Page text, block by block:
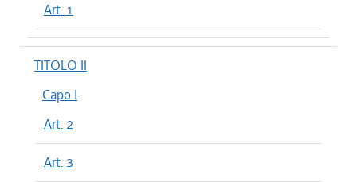
Art. 1
TITOLO II
Capo I
Art. 2
Art. 3